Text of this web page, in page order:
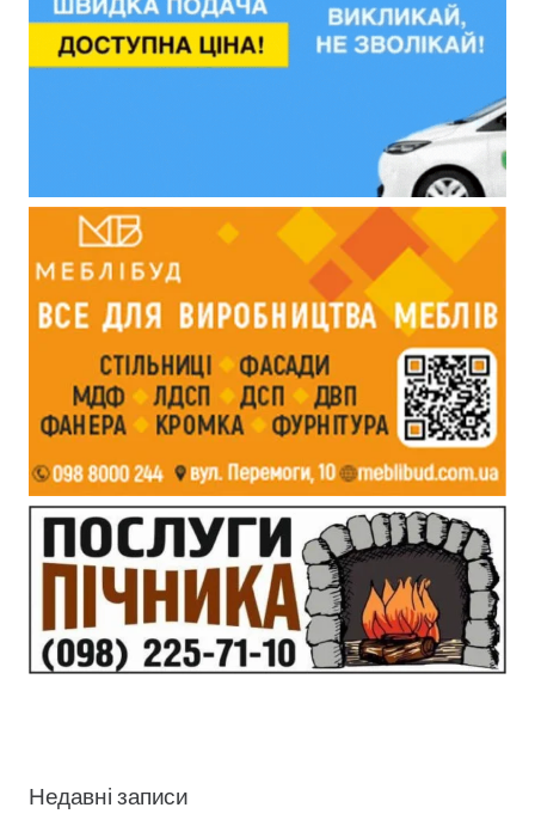
Недавні записи